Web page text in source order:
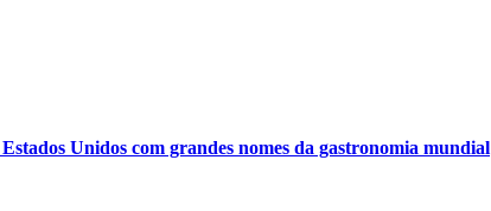
Unidos com grandes nomes da gastronomia mundial